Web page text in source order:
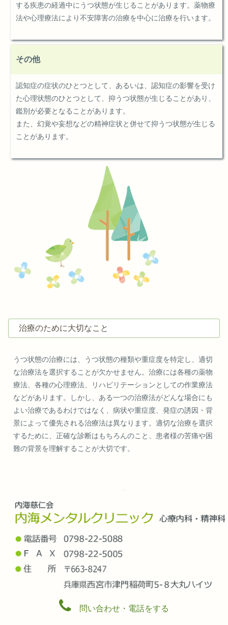
する疾患の経過中にうつ状態が生じることがあります。薬物療
法や心理療法により不安障害の治療を中心に治療を行います。
その他
認知症の症状のひとつとして、あるいは、認知症の影響を受け
た心理状態のひとつとして、抑うつ状態が生じることがあり、
鑑別が必要となることがあります。
また、幻覚や妄想などの精神症状と併せて抑うつ状態が生じる
ことがあります。
治療のために大切なこと
うつ状態の治療には、うつ状態の種類や重症度を特定し、適切
な治療法を選択することが欠かせません。治療には各種の薬物
療法、各種の心理療法、リハビリテーションとしての作業療法
などがあります。しかし、ある一つの治療法がどんな場合にも
よい治療であるわけではなく、病状や重症度、発症の誘因・背
景によって優先される治療法は異なります。適切な治療を選択
するために、正確な診断はもちろんのこと、患者様の苦痛や困
難の背景を理解することが大切です。
問い合わせ・電話をする